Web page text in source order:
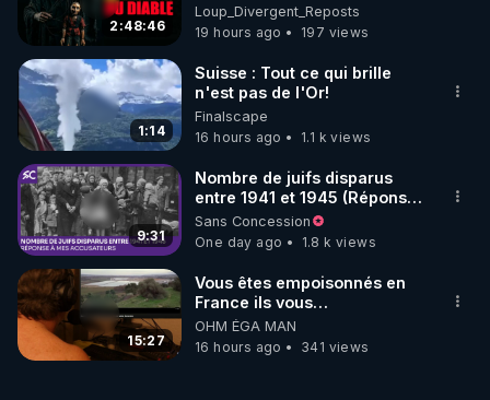
- Bonus 2/4 : Livres et Films sur des sujets
connexes: (à venir)
- Bonus 3/4 : Les Harcèlements Organisés par
l'Etat : (à venir)
- Bonus 4/4 : La "Théorie des Maîtres du Temps" :
(à venir)
2:48:46
Loup Divergent 2026.08.07
Loup_Divergent_Reposts
19 hours ago
197 views
1:14
Suisse : Tout ce qui brille
n'est pas de l'Or!
Finalscape
16 hours ago
1.1 k views
9:31
Nombre de juifs disparus
entre 1941 et 1945 (Réponse
à mes accusateurs)
Sans Concession
One day ago
1.8 k views
15:27
Vous êtes empoisonnés en
France ils vous
empoisonnent tranquille
OHM ÉGA MAN
16 hours ago
341 views